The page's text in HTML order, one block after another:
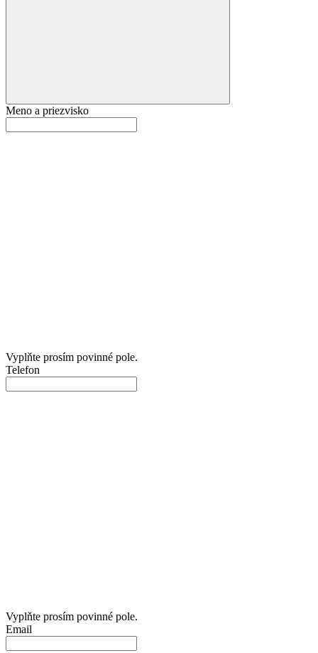
Meno a priezvisko
Vyplňte prosím povinné pole.
Telefon
Vyplňte prosím povinné pole.
Email